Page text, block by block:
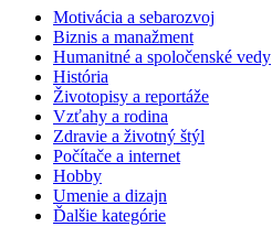
Motivácia a sebarozvoj
Biznis a manažment
Humanitné a spoločenské vedy
História
Životopisy a reportáže
Vzťahy a rodina
Zdravie a životný štýl
Počítače a internet
Hobby
Umenie a dizajn
Ďalšie kategórie